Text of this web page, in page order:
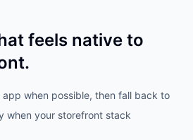
feels native to
when possible, then fall back to
when your storefront stack